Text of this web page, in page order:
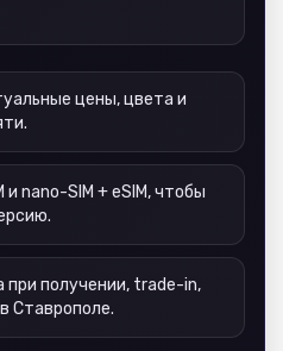
цены, цвета и
nano-SIM + eSIM, чтобы
при получении, trade-in,
Ставрополе.